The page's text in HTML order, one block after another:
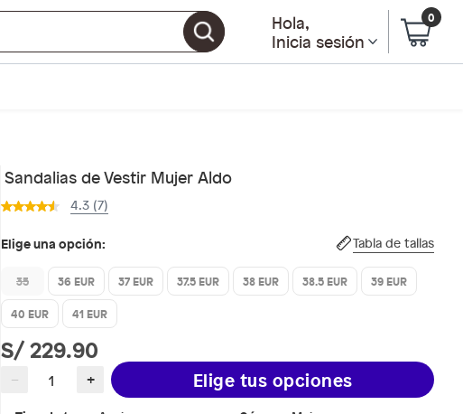
Hola,
Inicia sesión
0
Sandalias de Vestir Mujer Aldo
4.3 (7)
Elige una opción: Tabla de tallas
35 36 EUR 37 EUR 37.5 EUR 38 EUR 38.5 EUR
39 EUR
40 EUR
41 EUR
S/ 229.90
− + Elige tus opciones